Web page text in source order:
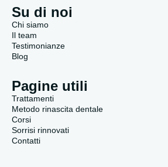
Su di noi
Chi siamo
Il team
Testimonianze
Blog
Pagine utili
Trattamenti
Metodo rinascita dentale
Corsi
Sorrisi rinnovati
Contatti